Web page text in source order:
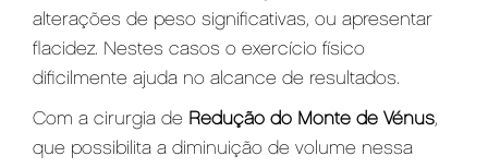
alterações de peso significativas, ou apresentar
flacidez. Nestes casos o exercício físico
dificilmente ajuda no alcance de resultados.
Com a cirurgia de Redução do Monte de Vénus,
que possibilita a diminuição de volume nessa